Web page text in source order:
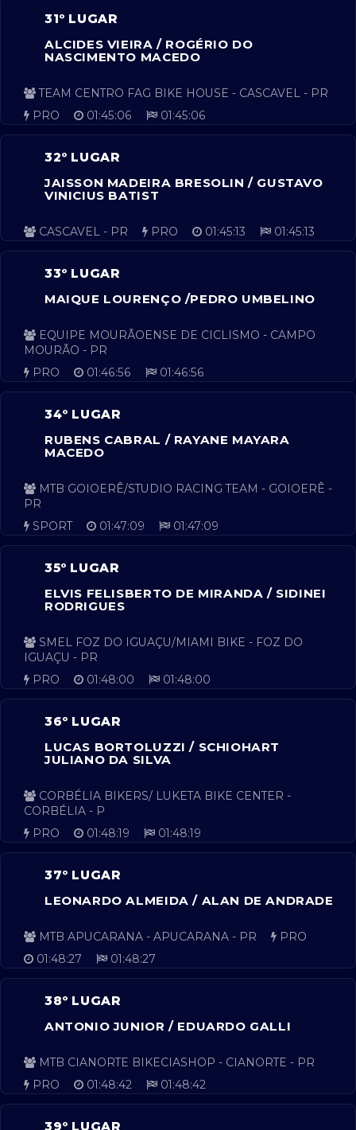
31º LUGAR
ALCIDES VIEIRA / ROGÉRIO DO
NASCIMENTO MACEDO
TEAM CENTRO FAG BIKE HOUSE - CASCAVEL - PR
PRO
01:45:06 01:45:06
32º LUGAR
JAISSON MADEIRA BRESOLIN / GUSTAVO
VINICIUS BATIST
CASCAVEL - PR PRO 01:45:13 01:45:13
33º LUGAR
MAIQUE LOURENÇO /PEDRO UMBELINO
EQUIPE MOURÃOENSE DE CICLISMO - CAMPO
MOURÃO - PR
PRO
01:46:56 01:46:56
34º LUGAR
RUBENS CABRAL / RAYANE MAYARA
MACEDO
MTB GOIOERÊ/STUDIO RACING TEAM - GOIOERÊ -
PR
SPORT
01:47:09 01:47:09
35º LUGAR
ELVIS FELISBERTO DE MIRANDA / SIDINEI
RODRIGUES
SMEL FOZ DO IGUAÇU/MIAMI BIKE - FOZ DO
IGUAÇU - PR
PRO
01:48:00 01:48:00
36º LUGAR
LUCAS BORTOLUZZI / SCHIOHART
JULIANO DA SILVA
CORBÉLIA BIKERS/ LUKETA BIKE CENTER -
CORBÉLIA - P
PRO
01:48:19 01:48:19
37º LUGAR
LEONARDO ALMEIDA / ALAN DE ANDRADE
MTB APUCARANA - APUCARANA - PR
PRO
01:48:27
01:48:27
38º LUGAR
ANTONIO JUNIOR / EDUARDO GALLI
MTB CIANORTE BIKECIASHOP - CIANORTE - PR
PRO
01:48:42 01:48:42
39º LUGAR